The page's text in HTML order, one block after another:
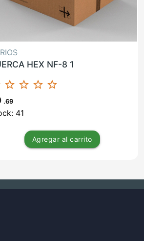
HEX NF-8 1
star_border star_border star_border star_border
.69
41
Agregar al carrito